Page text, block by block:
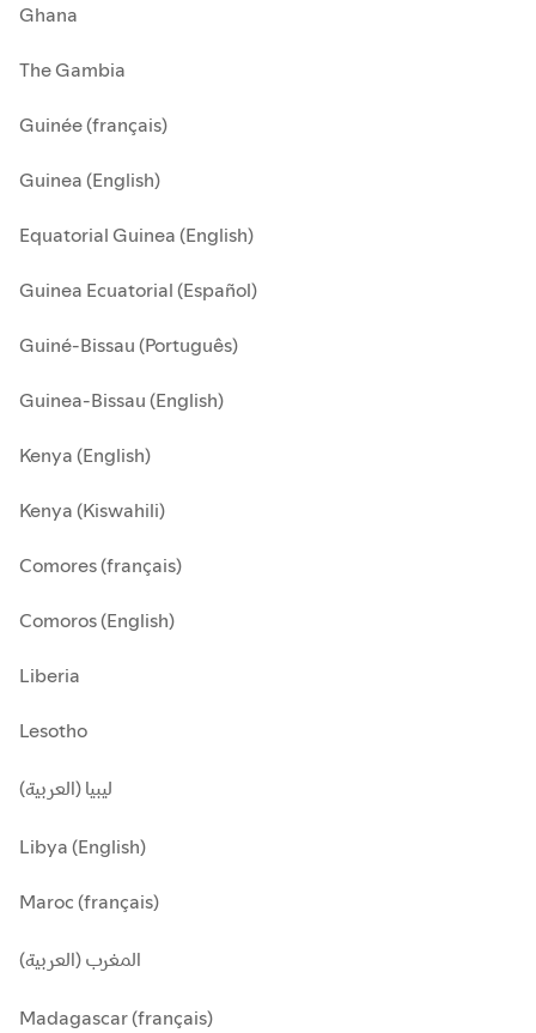
Ghana
The Gambia
Guinée (français)
Guinea (English)
Equatorial Guinea (English)
Guinea Ecuatorial (Español)
Guiné-Bissau (Português)
Guinea-Bissau (English)
Kenya (English)
Kenya (Kiswahili)
Comores (français)
Comoros (English)
Liberia
Lesotho
ليبيا (العربية)
Libya (English)
Maroc (français)
المغرب (العربية)
Madagascar (français)